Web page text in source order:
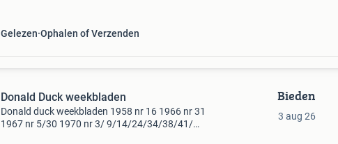
Gelezen Ophalen of Verzenden
Donald Duck weekbladen
Donald duck weekbladen 1958 nr 16 1966 nr 31
1967 nr 5/30 1970 nr 3/ 9/14/24/34/38/41/
Bieden
3 aug 26